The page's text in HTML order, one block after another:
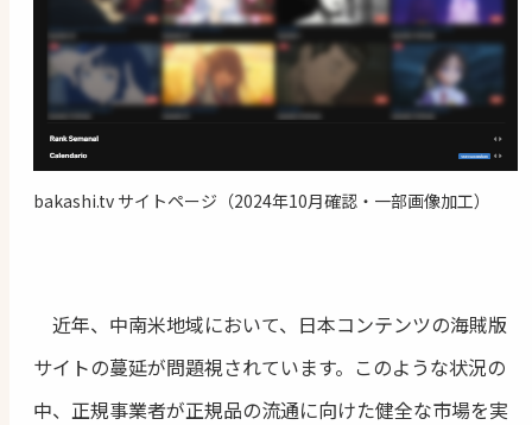
bakashi.tv サイトページ（2024年10月確認・一部画像加工）
近年、中南米地域において、日本コンテンツの海賊版
サイトの蔓延が問題視されています。このような状況の
中、正規事業者が正規品の流通に向けた健全な市場を実